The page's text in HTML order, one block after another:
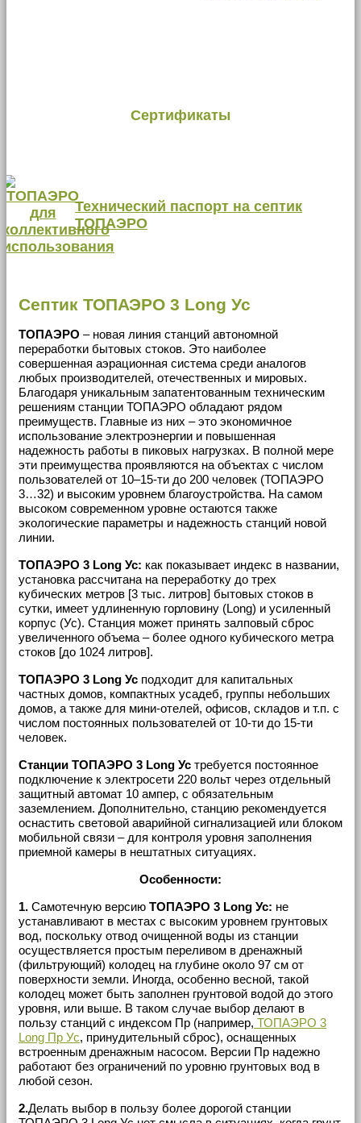
Сертификаты
Технический паспорт на септик
ТОПАЭРО
Септик ТОПАЭРО 3 Long Ус
ТОПАЭРО – новая линия станций автономной
переработки бытовых стоков. Это наиболее
совершенная аэрационная система среди аналогов
любых производителей, отечественных и мировых.
Благодаря уникальным запатентованным техническим
решениям станции ТОПАЭРО обладают рядом
преимуществ. Главные из них – это экономичное
использование электроэнергии и повышенная
надежность работы в пиковых нагрузках. В полной мере
эти преимущества проявляются на объектах с числом
пользователей от 10–15-ти до 200 человек (ТОПАЭРО
3…32) и высоким уровнем благоустройства. На самом
высоком современном уровне остаются также
экологические параметры и надежность станций новой
линии.
ТОПАЭРО 3 Long Ус: как показывает индекс в названии,
установка рассчитана на переработку до трех
кубических метров [3 тыс. литров] бытовых стоков в
сутки, имеет удлиненную горловину (Long) и усиленный
корпус (Ус). Станция может принять залповый сброс
увеличенного объема – более одного кубического метра
стоков [до 1024 литров].
ТОПАЭРО 3 Long Ус подходит для капитальных
частных домов, компактных усадеб, группы небольших
домов, а также для мини-отелей, офисов, складов и т.п. с
числом постоянных пользователей от 10-ти до 15-ти
человек.
Станции ТОПАЭРО 3 Long Ус требуется постоянное
подключение к электросети 220 вольт через отдельный
защитный автомат 10 ампер, с обязательным
заземлением. Дополнительно, станцию рекомендуется
оснастить световой аварийной сигнализацией или блоком
мобильной связи – для контроля уровня заполнения
приемной камеры в нештатных ситуациях.
Особенности:
1. Самотечную версию ТОПАЭРО 3 Long Ус: не
устанавливают в местах с высоким уровнем грунтовых
вод, поскольку отвод очищенной воды из станции
осуществляется простым переливом в дренажный
(фильтрующий) колодец на глубине около 97 см от
поверхности земли. Иногда, особенно весной, такой
колодец может быть заполнен грунтовой водой до этого
уровня, или выше. В таком случае выбор делают в
пользу станций с индексом Пр (например, ТОПАЭРО 3
Long Пр Ус, принудительный сброс), оснащенных
встроенным дренажным насосом. Версии Пр надежно
работают без ограничений по уровню грунтовых вод в
любой сезон.
2.Делать выбор в пользу более дорогой станции